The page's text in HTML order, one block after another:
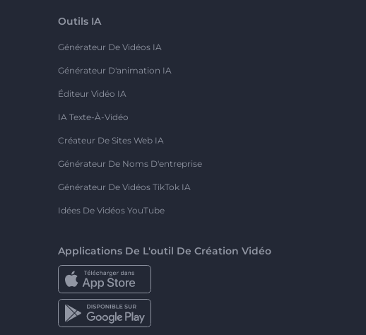
Outils IA
Générateur De Vidéos IA
Générateur D'animation IA
Éditeur Vidéo IA
IA Texte-À-Vidéo
Créateur De Sites Web IA
Générateur De Noms D'entreprise
Générateur De Vidéos TikTok IA
Idées De Vidéos YouTube
Applications De L'outil De Création Vidéo